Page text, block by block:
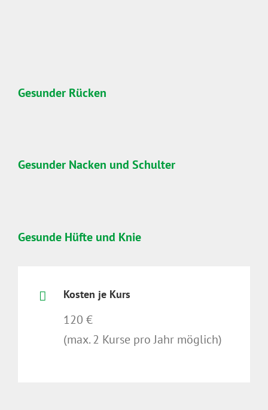
Gesunder Rücken
Gesunder Nacken und Schulter
Gesunde Hüfte und Knie
Kosten je Kurs
120 €
(max. 2 Kurse pro Jahr möglich)